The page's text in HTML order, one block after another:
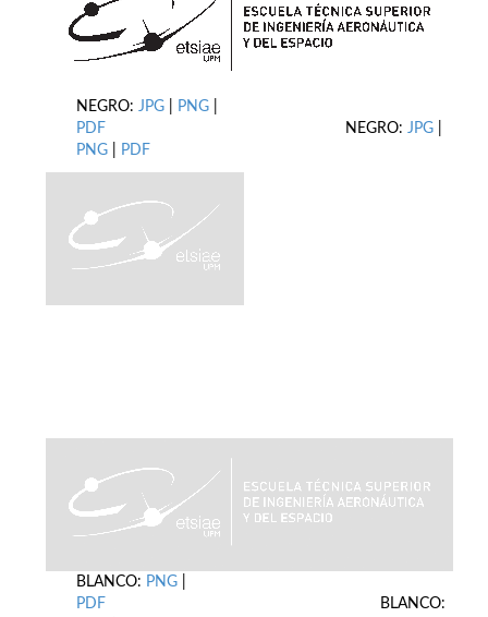
NEGRO: JPG PNG
PDF NEGRO: JPG
PNG
PDF
BLANCO: PNG
PDF BLANCO: